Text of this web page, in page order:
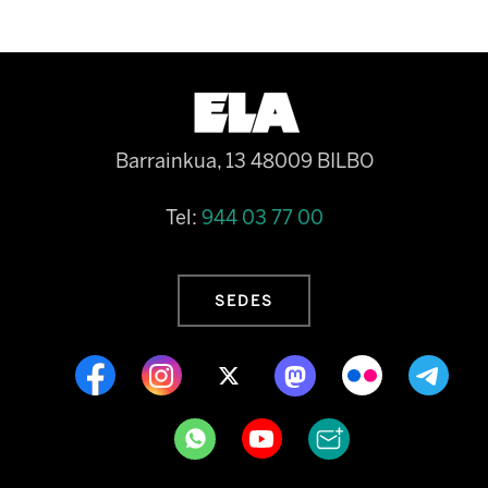
Barrainkua, 13 48009 BILBO
Tel: 944 03 77 00
SEDES